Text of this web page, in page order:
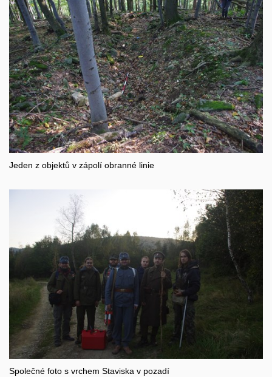
Jeden z objektů v zápolí obranné linie
Společné foto s vrchem Staviska v pozadí